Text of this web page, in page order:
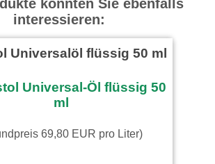
könnten Sie ebenfalls
interessieren:
Universalöl flüssig 50 ml
69,80 EUR pro Liter)